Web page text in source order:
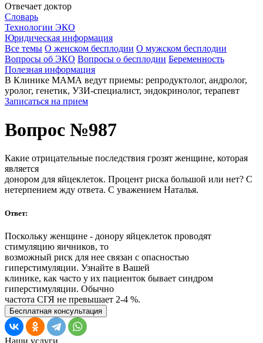
Отвечает доктор
Словарь
Технологии ЭКО
Юридическая информация
Все темы О женском бесплодии О мужском бесплодии
Вопросы об ЭКО Вопросы о бесплодии Беременность
Полезная информация
В Клинике МАМА ведут приемы: репродуктолог, андролог,
уролог, генетик, УЗИ-специалист, эндокринолог, терапевт
Записаться на прием
Вопрос №987
Какие отрицательные последствия грозят женщине, которая
является
донором для яйцеклеток. Процент риска большой или нет? С
нетерпением жду ответа. С уважением Наталья.
Ответ:
Поскольку женщине - донору яйцеклеток проводят
стимуляцию яичников, то
возможный риск для нее связан с опасностью
гиперстимуляции. Узнайте в Вашей
клинике, как часто у их пациенток бывает синдром
гиперстимуляции. Обычно
частота СГЯ не превышает 2-4 %.
Бесплатная консультация
Наши услуги